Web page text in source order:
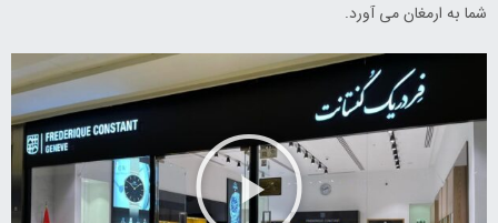
شما به ارمغان می آورد.